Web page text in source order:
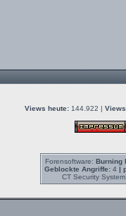
Views heute: 144.922 |
Forensoftware: Burning
Geblockte Angriffe:4 |
CT Security